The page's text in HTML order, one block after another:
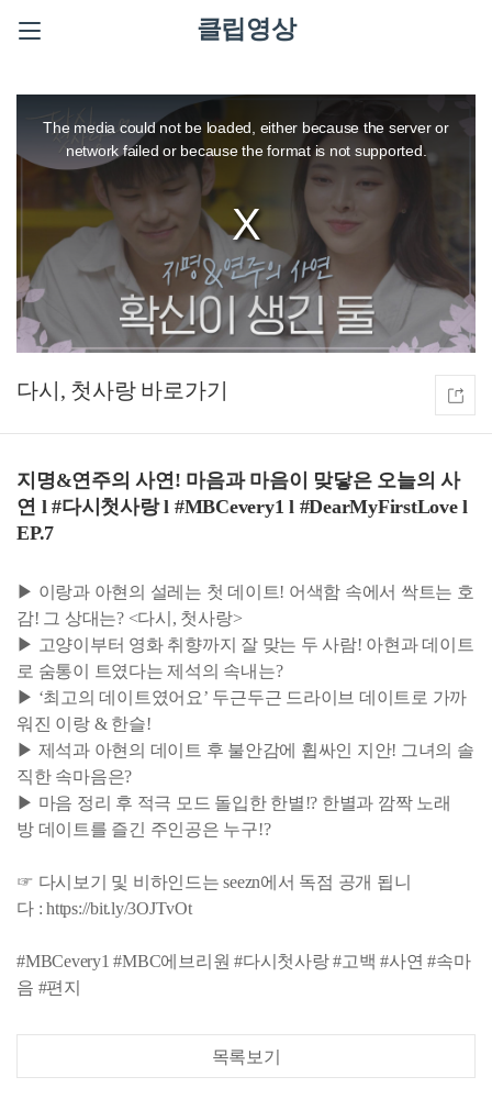
클립영상
The media could not be loaded, either because the server or
network failed or because the format is not supported.
다시, 첫사랑
지명&연주의 사연! 마음과 마음이 맞닿은 오늘의 사
연 l #다시첫사랑 l #MBCevery1 l #DearMyFirstLove l
EP.7
▶ 이랑과 아현의 설레는 첫 데이트! 어색함 속에서 싹트는 호
감! 그 상대는? <다시, 첫사랑>
▶ 고양이부터 영화 취향까지 잘 맞는 두 사람! 아현과 데이트
로 숨통이 트였다는 제석의 속내는?
▶ ‘최고의 데이트였어요’ 두근두근 드라이브 데이트로 가까
워진 이랑 & 한슬!
▶ 제석과 아현의 데이트 후 불안감에 휩싸인 지안! 그녀의 솔
직한 속마음은?
▶ 마음 정리 후 적극 모드 돌입한 한별!? 한별과 깜짝 노래
방 데이트를 즐긴 주인공은 누구!?
☞ 다시보기 및 비하인드는 seezn에서 독점 공개 됩니
다 : https://bit.ly/3OJTvOt
#MBCevery1 #MBC에브리원 #다시첫사랑 #고백 #사연 #속마
음 #편지
목록보기